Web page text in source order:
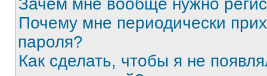
Зачем мне вообще нужно
Почему мне периодически
пароля?
Как сделать, чтобы я не